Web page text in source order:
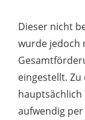
Dieser nicht
wurde jedoch
eingestellt.
aufwendig per